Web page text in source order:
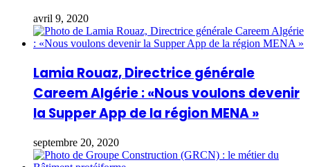
avril 9, 2020
Lamia Rouaz, Directrice générale
Careem Algérie : «Nous voulons devenir
la Supper App de la région MENA »
septembre 20, 2020